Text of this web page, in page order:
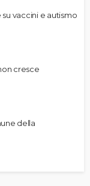
vaccini e autismo
cresce
della